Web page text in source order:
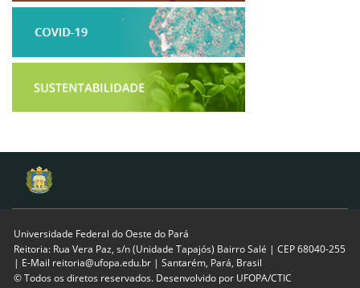
Universidade Federal do Oeste do Pará
Reitoria: Rua Vera Paz, s/n (Unidade Tapajós) Bairro Salé | CEP 68040-255
| E-Mail reitoria@ufopa.edu.br | Santarém, Pará, Brasil
© Todos os diretos reservados. Desenvolvido por UFOPA/CTIC